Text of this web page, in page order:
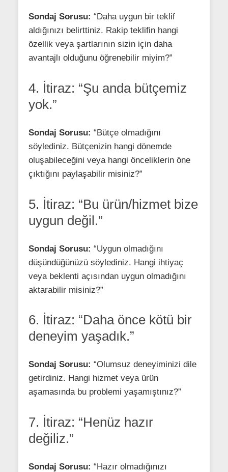
Sondaj Sorusu: “Daha uygun bir teklif
aldığınızı belirttiniz. Rakip teklifin hangi
özellik veya şartlarının sizin için daha
avantajlı olduğunu öğrenebilir miyim?”
4. İtiraz: “Şu anda bütçemiz
yok.”
Sondaj Sorusu: “Bütçe olmadığını
söylediniz. Bütçenizin hangi dönemde
oluşabileceğini veya hangi önceliklerin öne
çıktığını paylaşabilir misiniz?”
5. İtiraz: “Bu ürün/hizmet bize
uygun değil.”
Sondaj Sorusu: “Uygun olmadığını
düşündüğünüzü söylediniz. Hangi ihtiyaç
veya beklenti açısından uygun olmadığını
aktarabilir misiniz?”
6. İtiraz: “Daha önce kötü bir
deneyim yaşadık.”
Sondaj Sorusu: “Olumsuz deneyiminizi dile
getirdiniz. Hangi hizmet veya ürün
aşamasında bu problemi yaşamıştınız?”
7. İtiraz: “Henüz hazır
değiliz.”
Sondaj Sorusu: “Hazır olmadığınızı